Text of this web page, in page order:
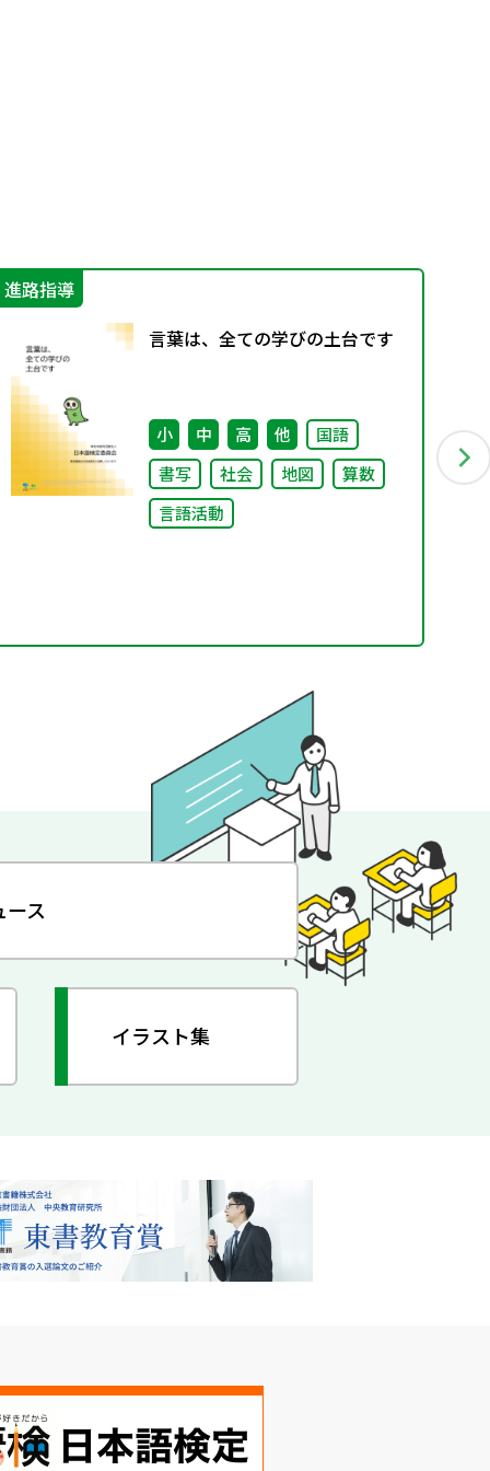
進路指導
言葉は、全ての学びの土台です
小 中 高 他
国語
書写
社会 地図
算数
言語活動
ース
イラスト集